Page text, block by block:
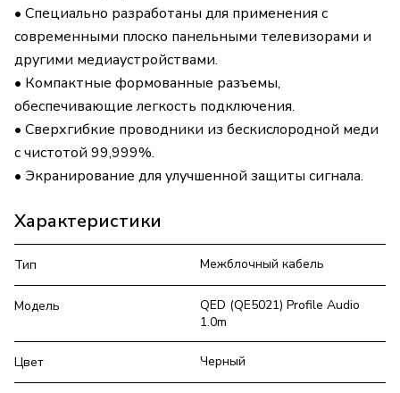
• Специально разработаны для применения с
современными плоско панельными телевизорами и
другими медиаустройствами.
• Компактные формованные разъемы,
обеспечивающие легкость подключения.
• Сверхгибкие проводники из бескислородной меди
с чистотой 99,999%.
• Экранирование для улучшенной защиты сигнала.
Характеристики
Тип Межблочный кабель
Модель
QED (QE5021) Profile Audio
1.0m
Цвет Черный